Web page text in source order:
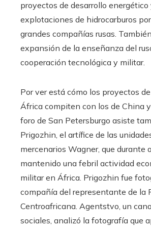
proyectos de desarrollo energético
explotaciones de hidrocarburos
grandes compañías rusas.
expansión de la enseñanza del
cooperación tecnológica y militar.
Por ver está cómo los proyectos
África compiten con los de China
foro de San Petersburgo asiste
Prigozhin, el artífice de las
mercenarios Wagner, que durante
mantenido una febril actividad
militar en África. Prigozhin fue
compañía del representante de la
Centroafricana. Agentstvo, un
sociales, analizó la fotografía que